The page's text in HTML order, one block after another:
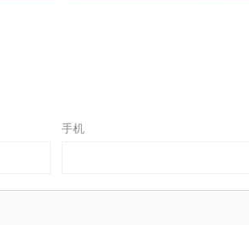
手机